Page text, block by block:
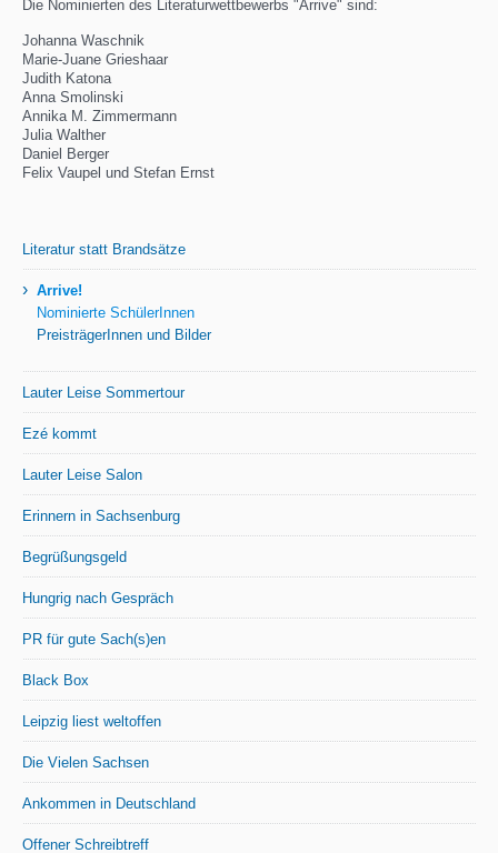
Die Nominierten des Literaturwettbewerbs "Arrive" sind:
Johanna Waschnik
Marie-Juane Grieshaar
Judith Katona
Anna Smolinski
Annika M. Zimmermann
Julia Walther
Daniel Berger
Felix Vaupel und Stefan Ernst
Literatur statt Brandsätze
› Arrive!
Nominierte SchülerInnen
PreisträgerInnen und Bilder
Lauter Leise Sommertour
Ezé kommt
Lauter Leise Salon
Erinnern in Sachsenburg
Begrüßungsgeld
Hungrig nach Gespräch
PR für gute Sach(s)en
Black Box
Leipzig liest weltoffen
Die Vielen Sachsen
Ankommen in Deutschland
Offener Schreibtreff